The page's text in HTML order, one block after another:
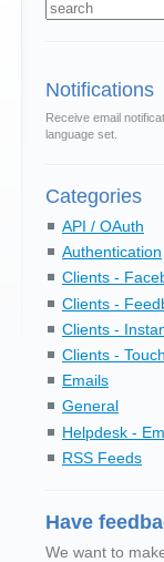
Notifications
Receive email
language set.
Categories
API / OAuth
Authentication
Clients -
Clients -
Clients -
Clients -
Emails
General
Helpdesk -
RSS Feeds
Have
We want to